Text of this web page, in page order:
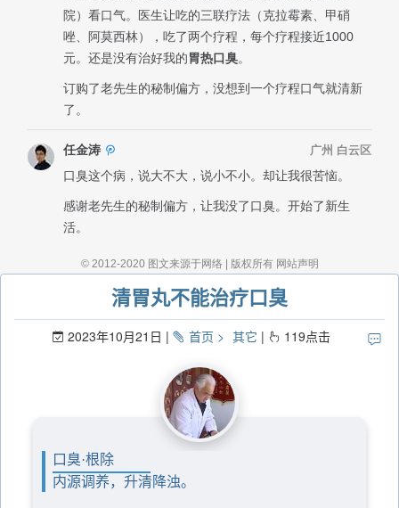
清胃丸不能治疗口臭
2023年10月21日 首页 其它 119点击
口臭·根除
内源调养，升清降浊。